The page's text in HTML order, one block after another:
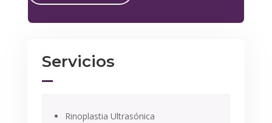
Servicios
Rinoplastia Ultrasónica